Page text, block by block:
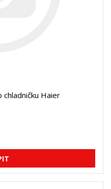
Haier